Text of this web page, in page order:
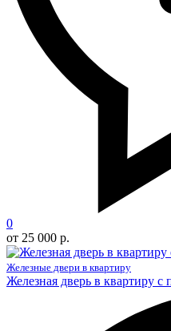
0
от 25 000 р.
Железные двери в квартиру
Железная дверь в квартиру